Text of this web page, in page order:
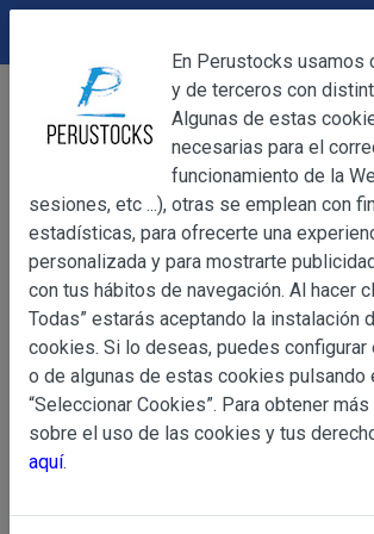
Alimentación
Harinas
Refresco de Cebada 250g
OBJETO
Información
Básica
sobre
de Datos
OBJETO
Las presentes Condiciones
web www.perustocks.es, del que
YACARINE (en adelante,
La adquisición de cualesquiera de
DEVOLUCIONES
En Perustocks usamos
y de terceros con
Algunas de estas
necesarias para el
funcionamiento de la
sesiones, etc ...), otras se emplean con
estadísticas, para ofrecerte una
personalizada y para mostrarte
con tus hábitos de navegación. Al hacer
Todas” estarás aceptando la instalación
cookies. Si lo deseas, puedes configurar
o de algunas de estas cookies pulsando
“Seleccionar Cookies”. Para obtener
sobre el uso de las cookies y tus
aquí.